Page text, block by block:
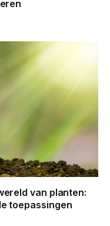
van planten:
toepassingen